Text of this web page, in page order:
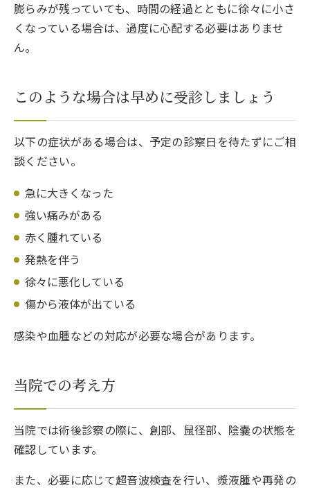
膨らみが残っていても、時間の経過とともに徐々に小さ
くなっている場合は、過度に心配する必要はありませ
ん。
このような場合は早めに受診しましょう
以下の症状がある場合は、予定の診察日を待たずにご相
談ください。
急に大きくなった
強い痛みがある
赤く腫れている
発熱を伴う
徐々に悪化している
傷から液体が出ている
感染や血腫などの対応が必要な場合があります。
当院での考え方
当院では術後診察の際に、創部、鼠径部、陰嚢の状態を
確認しています。
また、必要に応じて超音波検査を行い、漿液腫や再発の